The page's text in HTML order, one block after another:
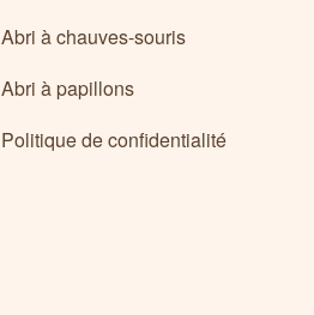
Abri à chauves-souris
Abri à papillons
Politique de confidentialité